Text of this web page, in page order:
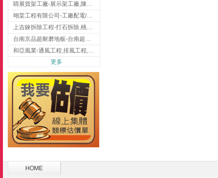
睛展貨架工廠-展示架工廠,陳列架,台中展示架工廠
翊棠工程有限公司-工廠配電/高雄消防機電公司
上吉錸拆除工程-打石拆除,桃園打石拆除,桃園拆除工程
台南京品超耐磨地板-台南超耐磨地板
和亞風業-通風工程,排風工程,彰化通風工程,彰化排風工程
更多
HOME